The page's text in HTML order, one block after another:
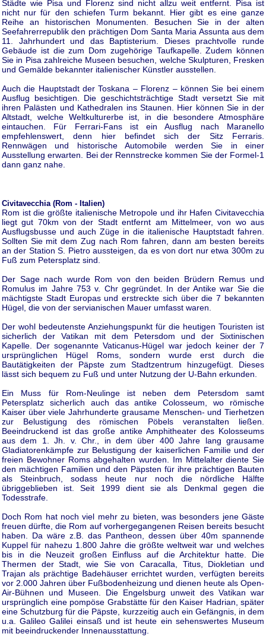
Städte wie Pisa und Florenz sind nicht allzu weit entfernt. Pisa ist
nicht nur für den schiefen Turm bekannt. Hier gibt es eine ganze
Reihe an historischen Monumenten. Besuchen Sie in der alten
Seefahrerrepublik den prächtigen Dom Santa Maria Assunta aus dem
11. Jahrhundert und das Baptisterium. Dieses prachtvolle runde
Gebäude ist die zum Dom zugehörige Taufkapelle. Zudem können
Sie in Pisa zahlreiche Museen besuchen, welche Skulpturen, Fresken
und Gemälde bekannter italienischer Künstler ausstellen.
Auch die Hauptstadt der Toskana – Florenz – können Sie bei einem
Ausflug besichtigen. Die geschichtsträchtige Stadt versetzt Sie mit
ihren Palästen und Kathedralen ins Staunen. Hier können Sie in der
Altstadt, welche Weltkulturerbe ist, in die besondere Atmosphäre
eintauchen. Für Ferrari-Fans ist ein Ausflug nach Maranello
empfehlenswert, denn hier befindet sich der Sitz Ferraris.
Rennwägen und historische Automobile werden Sie in einer
Ausstellung erwarten. Bei der Rennstrecke kommen Sie der Formel-1
dann ganz nahe.
Civitavecchia (Rom - Italien)
Rom ist die größte italienische Metropole und ihr Hafen Civitavecchia
liegt gut 70km von der Stadt entfernt am Mittelmeer, von wo aus
Ausflugsbusse und auch Züge in die italienische Hauptstadt fahren.
Sollten Sie mit dem Zug nach Rom fahren, dann am besten bereits
an der Station S. Pietro aussteigen, da es von dort nur etwa 300m zu
Fuß zum Petersplatz sind.
Der Sage nach wurde Rom von den beiden Brüdern Remus und
Romulus im Jahre 753 v. Chr gegründet. In der Antike war Sie die
mächtigste Stadt Europas und erstreckte sich über die 7 bekannten
Hügel, die von der servianischen Mauer umfasst waren.
Der wohl bedeutenste Anziehungspunkt für die heutigen Touristen ist
sicherlich der Vatikan mit dem Petersdom und der Sixtinischen
Kapelle. Der sogenannte Vaticanus-Hügel war jedoch keiner der 7
ursprünglichen Hügel Roms, sondern wurde erst durch die
Bautätigkeiten der Päpste zum Stadtzentrum hinzugefügt. Dieses
lässt sich bequem zu Fuß und unter Nutzung der U-Bahn erkunden.
Ein Muss für Rom-Neulinge ist neben dem Petersdom samt
Petersplatz sicherlich auch das antike Colosseum, wo römische
Kaiser über viele Jahrhunderte grausame Menschen- und Tierhetzen
zur Belustigung des römischen Pöbels veranstalten ließen.
Beeindruckend ist das große antike Amphitheater des Kolosseums
aus dem 1. Jh. v. Chr., in dem über 400 Jahre lang grausame
Gladiatorenkämpfe zur Belustigung der kaiserlichen Familie und der
freien Bewohner Roms abgehalten wurden. Im Mittelalter diente Sie
den mächtigen Familien und den Päpsten für ihre prächtigen Bauten
als Steinbruch, sodass heute nur noch die nördliche Hälfte
übriggeblieben ist. Seit 1999 dient sie als Denkmal gegen die
Todesstrafe.
Doch Rom hat noch viel mehr zu bieten, was besonders jene Gäste
freuen dürfte, die Rom auf vorhergegangenen Reisen bereits besucht
haben. Da wäre z.B. das Pantheon, dessen über 40m spannende
Kuppel für nahezu 1.800 Jahre die größte weltweit war und welches
bis in die Neuzeit großen Einfluss auf die Architektur hatte. Die
Thermen der Stadt, wie Sie von Caracalla, Titus, Diokletian und
Trajan als prächtige Badehäuser errichtet wurden, verfügten bereits
vor 2.000 Jahren über Fußbodenheizung und dienen heute als Open-
Air-Bühnen und Museen. Die Engelsburg unweit des Vatikan war
ursprünglich eine pompöse Grabstätte für den Kaiser Hadrian, später
eine Schutzburg für die Päpste, kurzzeitig auch ein Gefängnis, in dem
u.a. Galileo Galilei einsaß und ist heute ein sehenswertes Museum
mit beeindruckender Innenausstattung.